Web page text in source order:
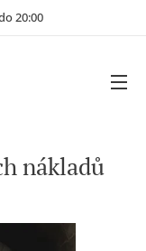
20:00
nákladů